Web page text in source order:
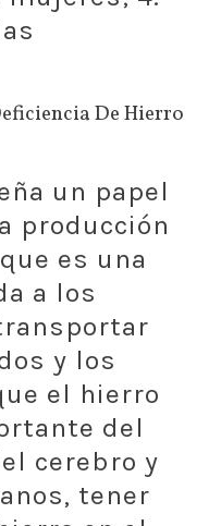
De Hierro
un papel
producción
es una
a los
y los
el hierro
del
cerebro y
tener